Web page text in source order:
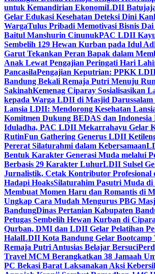
untuk Kemandirian EkonomiLDII
Gelar Edukasi Kesehatan Deteksi Dini
WargaTulus Pribadi Memotivasi Bisnis
Baitul Manshurin CinunukPAC LDII
Sembelih 129 Hewan Kurban pada Idul
Garut Tekankan Peran Bapak dalam
Anak Lewat Pengajian Peringati Hari
PancasilaPengajian Keputrian: PPKK
Bandung Bekali Remaja Putri Menuju
SakinahKemenag Ciparay Sosialisasikan
kepada Warga LDII di Masjid Darussalam
Lansia LDII: Mendorong Kesehatan
Komitmen Dukung BEDAS dan Indonesia
Iduladha, PAC LDII Mekarrahayu Gelar
RutinFun Gathering Generus LDII
Pererat Silaturahmi dalam Kebersamaan
Bentuk Karakter Generasi Muda melalui
Berbasis 29 Karakter LuhurLDII Sulsel
Jurnalistik, Cetak Kontributor Profesional
Hadapi HoaksSilaturahim Pasutri Muda
Membuat Momen Haru dan Romantis di
Ungkap Cara Mudah Mengurus PBG
BandungDinas Pertanian Kabupaten
Petugas Sembelih Hewan Kurban di
Qurban, DMI dan LDII Gelar Pelatihan
HalalLDII Kota Bandung Gelar Bootcamp
Remaja Putri Antusias Belajar Bersuci
Travel MCM Berangkatkan 38 Jamaah
PC Bekasi Barat Laksanakan Aksi